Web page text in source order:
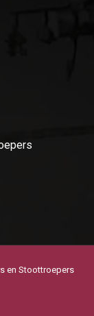
en Stoottroepers